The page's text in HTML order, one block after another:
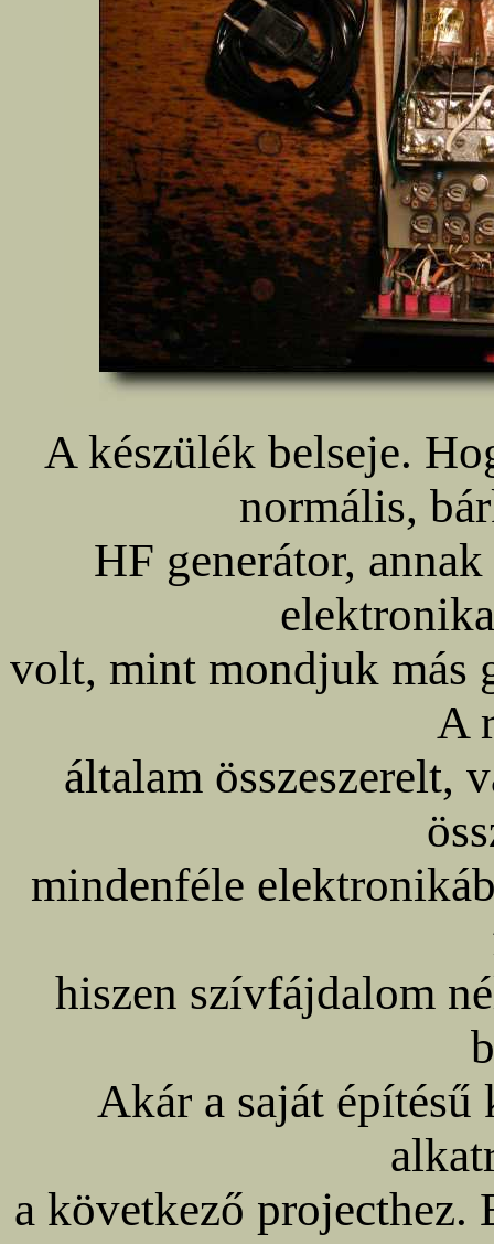
A készülék belseje.
normális,
HF generátor,
volt, mint mondjuk más
A
általam összeszerelt,
mindenféle
hiszen szívfájdalom
Akár a saját építésű
a következő projecthez.